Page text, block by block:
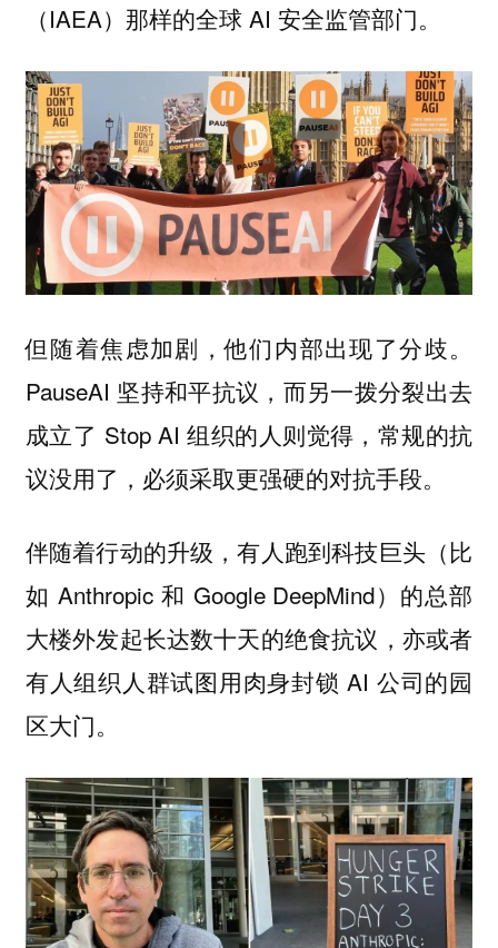
（IAEA）那样的全球 AI 安全监管部门。
但随着焦虑加剧，他们内部出现了分歧。
PauseAI 坚持和平抗议，而另一拨分裂出去
成立了 Stop AI 组织的人则觉得，常规的抗
议没用了，必须采取更强硬的对抗手段。
伴随着行动的升级，有人跑到科技巨头（比
如 Anthropic 和 Google DeepMind）的总部
大楼外发起长达数十天的绝食抗议，亦或者
有人组织人群试图用肉身封锁 AI 公司的园
区大门。